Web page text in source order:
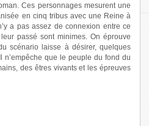
Ces personnages mesurent une
en cinq tribus avec une Reine à
a pas assez de connexion entre ce
passé sont minimes. On éprouve
scénario laisse à désirer, quelques
que le peuple du fond du
des êtres vivants et les épreuves